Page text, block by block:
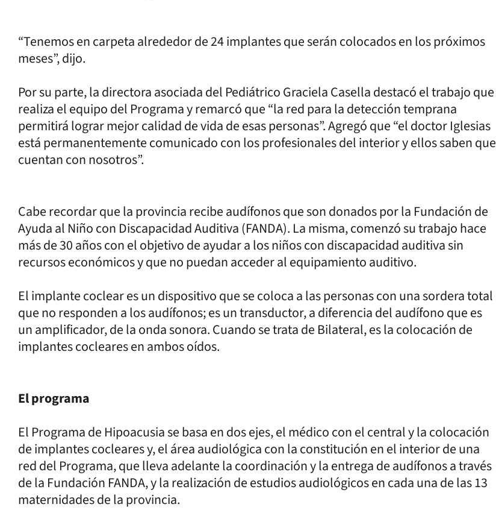
“Tenemos en carpeta alrededor de 24 implantes que serán colocados en los próximos
meses”, dijo.
Por su parte, la directora asociada del Pediátrico Graciela Casella destacó el trabajo que
realiza el equipo del Programa y remarcó que “la red para la detección temprana
permitirá lograr mejor calidad de vida de esas personas”. Agregó que “el doctor Iglesias
está permanentemente comunicado con los profesionales del interior y ellos saben que
cuentan con nosotros”.
Cabe recordar que la provincia recibe audífonos que son donados por la Fundación de
Ayuda al Niño con Discapacidad Auditiva (FANDA). La misma, comenzó su trabajo hace
más de 30 años con el objetivo de ayudar a los niños con discapacidad auditiva sin
recursos económicos y que no puedan acceder al equipamiento auditivo.
El implante coclear es un dispositivo que se coloca a las personas con una sordera total
que no responden a los audífonos; es un transductor, a diferencia del audífono que es
un amplificador, de la onda sonora. Cuando se trata de Bilateral, es la colocación de
implantes cocleares en ambos oídos.
El programa
El Programa de Hipoacusia se basa en dos ejes, el médico con el central y la colocación
de implantes cocleares y, el área audiológica con la constitución en el interior de una
red del Programa, que lleva adelante la coordinación y la entrega de audífonos a través
de la Fundación FANDA, y la realización de estudios audiológicos en cada una de las 13
maternidades de la provincia.